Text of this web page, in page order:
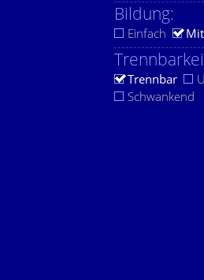
Bildung:
Einfach
Trennbar
Schwankend